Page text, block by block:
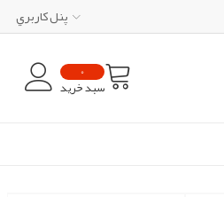
پنل کاربري
0
سبد خرید